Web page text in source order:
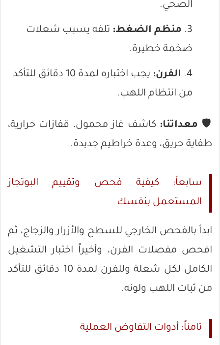
الصحي.
منظم الضغط: تلفه يسبب شعلات
ضخمة خطيرة.
الفرن:
يجب اختباره لمدة 10 دقائق للتأكد
من انتظام اللهب.
🛡️ معداتنا: كاشف غاز محمول، قفازات حرارية،
طفاية حريق، وعدة خراطيم جديدة.
سابعاً: كيفية فحص وتقييم البوتجاز
المستعمل بنفسك
ابدأ بالفحص الخارجي للسطح والأزرار والزجاج، ثم
افحص مفصلات الفرن، وأخيراً اختبار التشغيل
الكامل لكل شعلة وللفرن لمدة 10 دقائق للتأكد
من ثبات اللهب ولونه.
ثامناً: أدوات التفاوض العملية